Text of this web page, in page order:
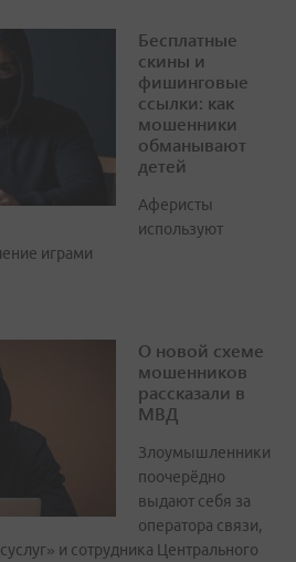
Бесплатные
скины и
фишинговые
ссылки: как
мошенники
обманывают
детей
Аферисты
используют
играми
О новой схеме
мошенников
рассказали в
МВД
Злоумышленники
поочерёдно
выдают себя за
оператора связи,
и сотрудника Центрального